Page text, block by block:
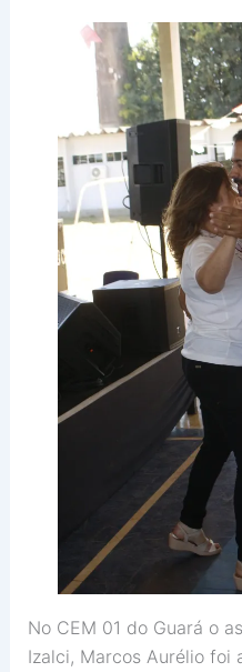
No CEM 01 do Guará o
Izalci, Marcos Aurélio foi